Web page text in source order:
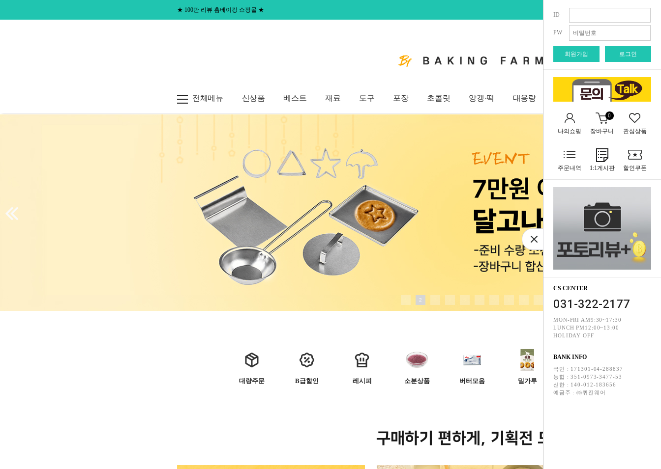
ID
PW
회원가입 로그인
나의쇼핑 장바구니
0
관심상품
주문내역 1:1게시판 할인쿠폰
CS CENTER
031-322-2177
MON-FRI AM9:30~17:30
LUNCH PM12:00~13:00
HOLIDAY OFF
BANK INFO
국민 : 171301-04-288837
농협 : 351-0973-3477-53
신한 : 140-012-183656
예금주 : ㈜퀴진웨어
★ 100만 리뷰 홈베이킹 쇼핑몰 ★ 회원가입 로그인
전체메뉴 신상품 베스트 재료 도구 포장 초콜릿 양갱·떡 대용량 브랜드관 사업자 회원
2

대량주문 B급할인 레시피 소분상품 버터모음 밀가루 깍지모음
구매하기 편하게, 기획전 모음